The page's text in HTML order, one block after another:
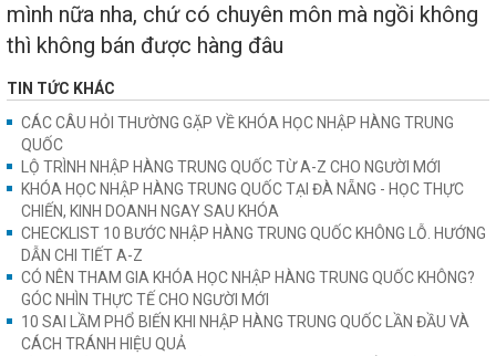
mình nữa nha, chứ có chuyên môn mà ngồi không
thì không bán được hàng đâu
TIN TỨC KHÁC
CÁC CÂU HỎI THƯỜNG GẶP VỀ KHÓA HỌC NHẬP HÀNG TRUNG
QUỐC
LỘ TRÌNH NHẬP HÀNG TRUNG QUỐC TỪ A-Z CHO NGƯỜI MỚI
KHÓA HỌC NHẬP HÀNG TRUNG QUỐC TẠI ĐÀ NẴNG - HỌC THỰC
CHIẾN, KINH DOANH NGAY SAU KHÓA
CHECKLIST 10 BƯỚC NHẬP HÀNG TRUNG QUỐC KHÔNG LỖ. HƯỚNG
DẪN CHI TIẾT A-Z
CÓ NÊN THAM GIA KHÓA HỌC NHẬP HÀNG TRUNG QUỐC KHÔNG?
GÓC NHÌN THỰC TẾ CHO NGƯỜI MỚI
10 SAI LẦM PHỔ BIẾN KHI NHẬP HÀNG TRUNG QUỐC LẦN ĐẦU VÀ
CÁCH TRÁNH HIỆU QUẢ